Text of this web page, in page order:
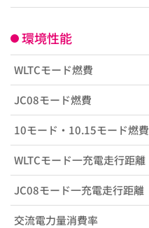
環境性能
WLTCモード燃費
JC08モード燃費
10モード・10.15モード燃費
WLTCモード一充電走行距離
JC08モード一充電走行距離
交流電力量消費率